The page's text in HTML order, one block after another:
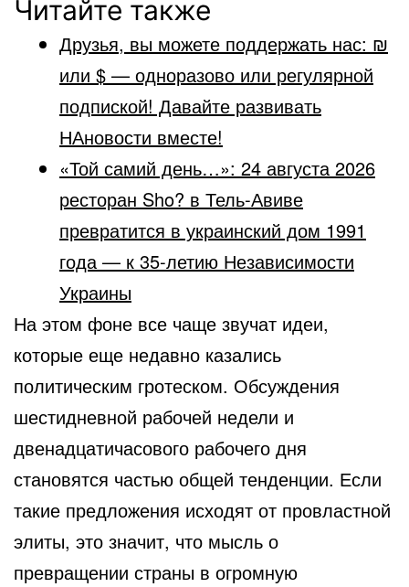
Читайте также
Друзья, вы можете поддержать нас: ₪
или $ — одноразово или регулярной
подпиской! Давайте развивать
НАновости вместе!
«Той самий день…»: 24 августа 2026
ресторан Sho? в Тель-Авиве
превратится в украинский дом 1991
года — к 35-летию Независимости
Украины
На этом фоне все чаще звучат идеи,
которые еще недавно казались
политическим гротеском. Обсуждения
шестидневной рабочей недели и
двенадцатичасового рабочего дня
становятся частью общей тенденции. Если
такие предложения исходят от провластной
элиты, это значит, что мысль о
превращении страны в огромную